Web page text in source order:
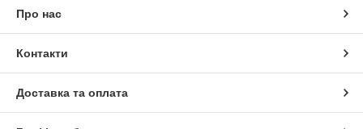
Про нас
Контакти
Доставка та оплата